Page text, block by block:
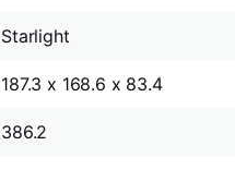
Starlight
187.3 x 168.6 x 83.4
386.2